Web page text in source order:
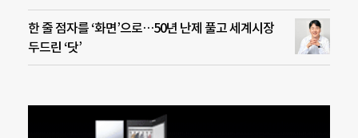
한 줄 점자를 ‘화면’으로…50년 난제 풀고 세계시장
두드린 ‘닷’